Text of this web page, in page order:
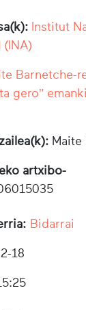
Institut
(INA)
Barnetche-
gero"
Maite
artxibo-
Bidarrai
18